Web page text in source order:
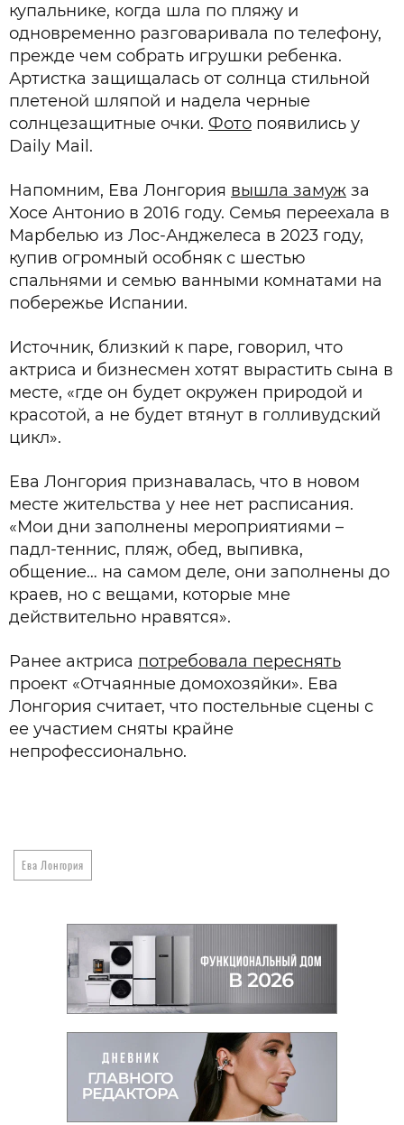
купальнике, когда шла по пляжу и
одновременно разговаривала по телефону,
прежде чем собрать игрушки ребенка.
Артистка защищалась от солнца стильной
плетеной шляпой и надела черные
солнцезащитные очки. Фото появились у
Daily Mail.
Напомним, Ева Лонгория вышла замуж за
Хосе Антонио в 2016 году. Семья переехала в
Марбелью из Лос-Анджелеса в 2023 году,
купив огромный особняк с шестью
спальнями и семью ванными комнатами на
побережье Испании.
Источник, близкий к паре, говорил, что
актриса и бизнесмен хотят вырастить сына в
месте, «где он будет окружен природой и
красотой, а не будет втянут в голливудский
цикл».
Ева Лонгория признавалась, что в новом
месте жительства у нее нет расписания.
«Мои дни заполнены мероприятиями –
падл-теннис, пляж, обед, выпивка,
общение… на самом деле, они заполнены до
краев, но с вещами, которые мне
действительно нравятся».
Ранее актриса потребовала переснять
проект «Отчаянные домохозяйки». Ева
Лонгория считает, что постельные сцены с
ее участием сняты крайне
непрофессионально.
Ева Лонгория